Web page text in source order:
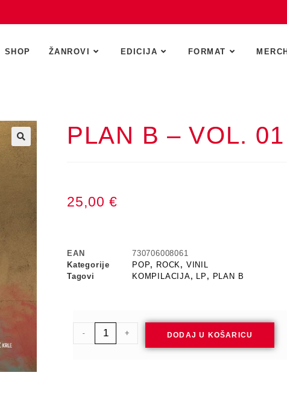
SHOP ŽANROVI EDICIJA FORMAT MERCH
PLAN B – VOL.
25,00 €
EAN
730706008061
Kategorije
POP, ROCK, VINIL
Tagovi
KOMPILACIJA, LP , PLAN B
- + DODAJ U KOŠARICU